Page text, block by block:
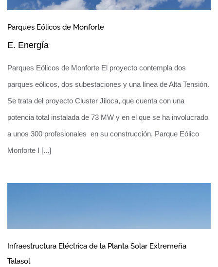
Mejora energética del Centro Nacional de
Biotecnología
Parques Eólicos de Monforte
E. Energía
Parques Eólicos de Monforte El proyecto contempla dos
parques eólicos, dos subestaciones y una línea de Alta Tensión.
Se trata del proyecto Cluster Jiloca, que cuenta con una
potencia total instalada de 73 MW y en el que se ha involucrado
a unos 300 profesionales en su construcción. Parque Eólico
Monforte I [...]
Infraestructura Eléctrica de la Planta Solar Extremeña
Talasol